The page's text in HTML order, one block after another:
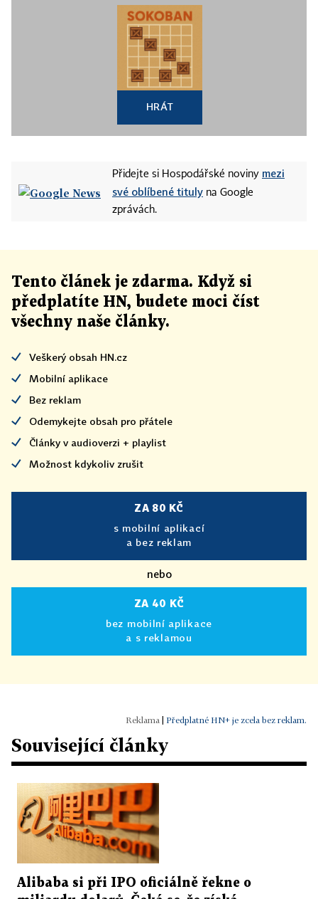
HRÁT
Přidejte si Hospodářské noviny mezi
své oblíbené tituly na Google
zprávách.
Tento článek je zdarma. Když si
předplatíte HN, budete moci číst
všechny naše články.
Veškerý obsah HN.cz
Mobilní aplikace
Bez reklam
Odemykejte obsah pro přátele
Články v audioverzi + playlist
Možnost kdykoliv zrušit
ZA 80 KČ
s mobilní aplikací
a bez reklam
nebo
ZA 40 KČ
bez mobilní aplikace
a s reklamou
Předplatné HN+ je zcela bez reklam.
Související články
Alibaba si při IPO oficiálně řekne o